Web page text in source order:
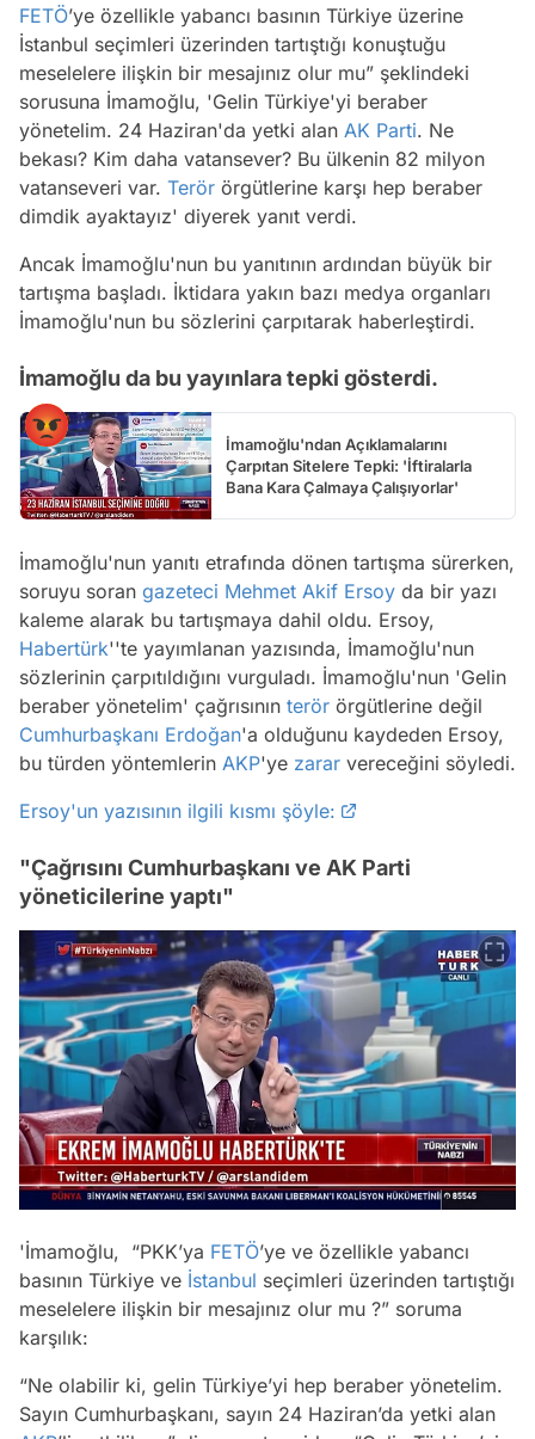
FETÖ’ye özellikle yabancı basının Türkiye üzerine
İstanbul seçimleri üzerinden tartıştığı konuştuğu
meselelere ilişkin bir mesajınız olur mu” şeklindeki
sorusuna İmamoğlu, 'Gelin Türkiye'yi beraber
yönetelim. 24 Haziran'da yetki alan AK Parti. Ne
bekası? Kim daha vatansever? Bu ülkenin 82 milyon
vatanseveri var. Terör örgütlerine karşı hep beraber
dimdik ayaktayız' diyerek yanıt verdi.
Ancak İmamoğlu'nun bu yanıtının ardından büyük bir
tartışma başladı. İktidara yakın bazı medya organları
İmamoğlu'nun bu sözlerini çarpıtarak haberleştirdi.
İmamoğlu da bu yayınlara tepki gösterdi.
İmamoğlu'ndan Açıklamalarını
Çarpıtan Sitelere Tepki: 'İftiralarla
Bana Kara Çalmaya Çalışıyorlar'
İmamoğlu'nun yanıtı etrafında dönen tartışma sürerken,
soruyu soran gazeteci Mehmet Akif Ersoy da bir yazı
kaleme alarak bu tartışmaya dahil oldu. Ersoy,
Habertürk''te yayımlanan yazısında, İmamoğlu'nun
sözlerinin çarpıtıldığını vurguladı. İmamoğlu'nun 'Gelin
beraber yönetelim' çağrısının terör örgütlerine değil
Cumhurbaşkanı Erdoğan'a olduğunu kaydeden Ersoy,
bu türden yöntemlerin AKP'ye zarar vereceğini söyledi.
Ersoy'un yazısının ilgili kısmı şöyle:
"Çağrısını Cumhurbaşkanı ve AK Parti
yöneticilerine yaptı"
'İmamoğlu, “PKK’ya FETÖ’ye ve özellikle yabancı
basının Türkiye ve İstanbul seçimleri üzerinden tartıştığı
meselelere ilişkin bir mesajınız olur mu ?” soruma
karşılık:
“Ne olabilir ki, gelin Türkiye’yi hep beraber yönetelim.
Sayın Cumhurbaşkanı, sayın 24 Haziran’da yetki alan